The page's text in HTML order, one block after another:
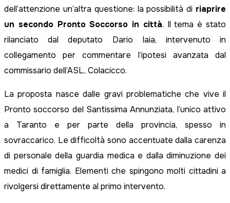
dell’attenzione un’altra questione: la possibilità di riaprire
un secondo Pronto Soccorso in città. Il tema è stato
rilanciato dal deputato Dario Iaia, intervenuto in
collegamento per commentare l’ipotesi avanzata dal
commissario dell’ASL, Colacicco.
La proposta nasce dalle gravi problematiche che vive il
Pronto soccorso del Santissima Annunziata, l’unico attivo
a Taranto e per parte della provincia, spesso in
sovraccarico. Le difficoltà sono accentuate dalla carenza
di personale della guardia medica e dalla diminuzione dei
medici di famiglia. Elementi che spingono molti cittadini a
rivolgersi direttamente al primo intervento.